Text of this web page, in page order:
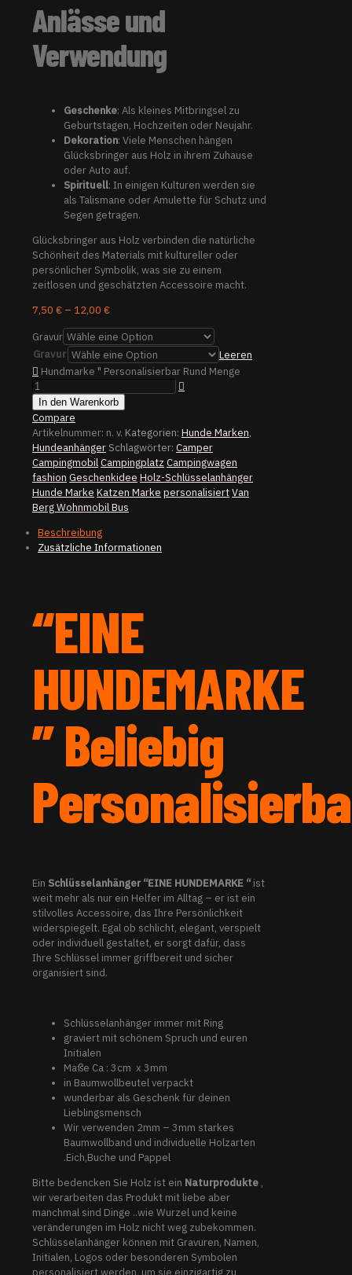
Anlässe und
Verwendung
Geschenke: Als kleines Mitbringsel zu
Geburtstagen, Hochzeiten oder Neujahr.
Dekoration: Viele Menschen hängen
Glücksbringer aus Holz in ihrem Zuhause
oder Auto auf.
Spirituell: In einigen Kulturen werden sie
als Talismane oder Amulette für Schutz und
Segen getragen.
Glücksbringer aus Holz verbinden die natürliche
Schönheit des Materials mit kultureller oder
persönlicher Symbolik, was sie zu einem
zeitlosen und geschätzten Accessoire macht.
7,50 € – 12,00 €
Gravur
Gravur
Leeren
Hundmarke " Personalisierbar Rund Menge
In den Warenkorb
Compare
Artikelnummer: n. v. Kategorien: Hunde Marken,
Hundeanhänger Schlagwörter: Camper
CampingmobilCampingplatz Campingwagen
fashion Geschenkidee Holz-Schlüsselanhänger
Hunde Marke Katzen Marke personalisiertVan
Berg Wohnmobil Bus
Beschreibung
Zusätzliche Informationen
“EINE
HUNDEMARKE
” Beliebig
Ein Schlüsselanhänger “EINE HUNDEMARKE “ist
weit mehr als nur ein Helfer im Alltag – er ist ein
stilvolles Accessoire, das Ihre Persönlichkeit
widerspiegelt. Egal ob schlicht, elegant, verspielt
oder individuell gestaltet, er sorgt dafür, dass
Ihre Schlüssel immer griffbereit und sicher
organisiert sind.
Schlüsselanhänger immer mit Ring
graviert mit schönem Spruch und euren
Initialen
Maße Ca : 3cm x 3mm
in Baumwollbeutel verpackt
wunderbar als Geschenk für deinen
Lieblingsmensch
Wir verwenden 2mm – 3mm starkes
Baumwollband und individuelle Holzarten
.Eich,Buche und Pappel
Bitte bedencken Sie Holz ist ein Naturprodukte ,
wir verarbeiten das Produkt mit liebe aber
manchmal sind Dinge ..wie Wurzel und keine
veränderungen im Holz nicht weg zubekommen.
Schlüsselanhänger können mit Gravuren, Namen,
Initialen, Logos oder besonderen Symbolen
personalisiert werden, um sie einzigartig zu